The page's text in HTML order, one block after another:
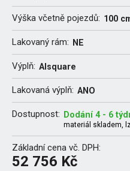
Výška včetně pojezdů: 100
Lakovaný rám: NE
Výplň: Alsquare
Lakovaná výplň: ANO
Dostupnost: Dodání 4 - 6
materiál skladem,
Základní cena vč. DPH:
52 756 Kč